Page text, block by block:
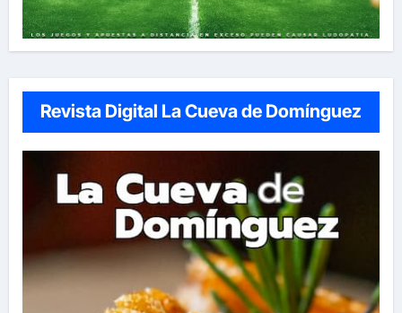
Revista Digital La Cueva de Domínguez